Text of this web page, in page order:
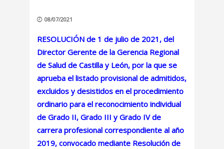
08/07/2021
RESOLUCIÓN de 1 de julio de 2021, del
Director Gerente de la Gerencia Regional
de Salud de Castilla y León, por la que se
aprueba el listado provisional de admitidos,
excluidos y desistidos en el procedimiento
ordinario para el reconocimiento individual
de Grado II, Grado III y Grado IV de
carrera profesional correspondiente al año
2019, convocado mediante Resolución de